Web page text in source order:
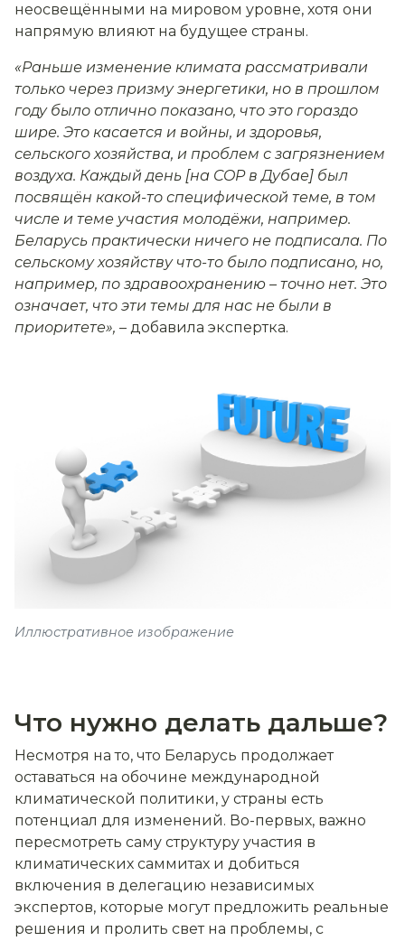
неосвещёнными на мировом уровне, хотя они
напрямую влияют на будущее страны.
«Раньше изменение климата рассматривали
только через призму энергетики, но в прошлом
году было отлично показано, что это гораздо
шире. Это касается и войны, и здоровья,
сельского хозяйства, и проблем с загрязнением
воздуха. Каждый день [на COP в Дубае] был
посвящён какой-то специфической теме, в том
числе и теме участия молодёжи, например.
Беларусь практически ничего не подписала. По
сельскому хозяйству что-то было подписано, но,
например, по здравоохранению – точно нет. Это
означает, что эти темы для нас не были в
приоритете», – добавила экспертка.
Иллюстративное изображение
Что нужно делать дальше?
Несмотря на то, что Беларусь продолжает
оставаться на обочине международной
климатической политики, у страны есть
потенциал для изменений. Во-первых, важно
пересмотреть саму структуру участия в
климатических саммитах и добиться
включения в делегацию независимых
экспертов, которые могут предложить реальные
решения и пролить свет на проблемы, с